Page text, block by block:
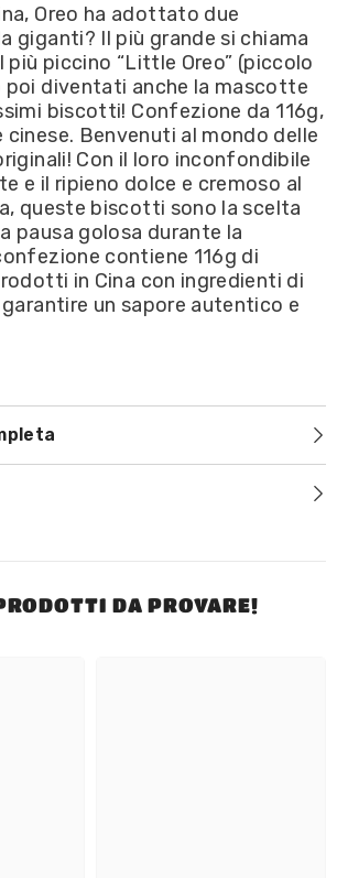
Oreo ha adottato due
giganti? Il più grande si chiama
più piccino “Little Oreo” (piccolo
poi diventati anche la mascotte
biscotti! Confezione da 116g,
Benvenuti al mondo delle
Con il loro inconfondibile
e il ripieno dolce e cremoso al
queste biscotti sono la scelta
pausa golosa durante la
contiene 116g di
in Cina con ingredienti di
un sapore autentico e
DA PROVARE!